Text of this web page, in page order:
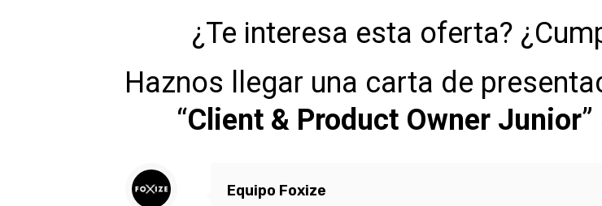
¿Te interesa esta oferta?
Haznos llegar una carta de
“Client & Product Owner Junior”
Equipo Foxize